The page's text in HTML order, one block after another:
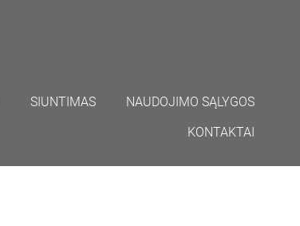
SIUNTIMAS
NAUDOJIMO SĄLYGOS
KONTAKTAI